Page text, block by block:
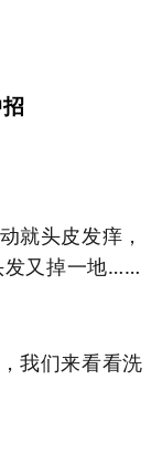
就头皮发痒 ，
发又掉一地……
我们来看看洗